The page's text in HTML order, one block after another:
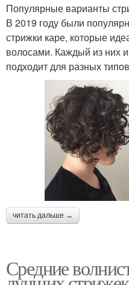
Популярные варианты
В 2019 году были
стрижки каре, которые
волосами. Каждый из них
подходит для разных
читать дальше →
Средние